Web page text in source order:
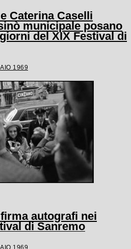
Caterina Caselli
municipale posano
del XIX Festival di
1969
autografi nei
di Sanremo
1969